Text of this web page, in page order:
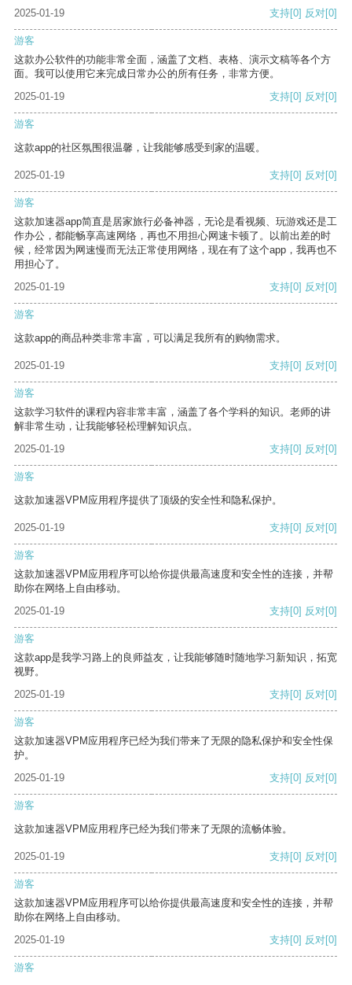
2025-01-19 支持[0] 反对[0]
游客
这款办公软件的功能非常全面，涵盖了文档、表格、演示文稿等各个方
面。我可以使用它来完成日常办公的所有任务，非常方便。
2025-01-19
支持[0] 反对[0]
游客
这款app的社区氛围很温馨，让我能够感受到家的温暖。
2025-01-19 支持[0] 反对[0]
游客
这款加速器app简直是居家旅行必备神器，无论是看视频、玩游戏还是工
作办公，都能畅享高速网络，再也不用担心网速卡顿了。以前出差的时
候，经常因为网速慢而无法正常使用网络，现在有了这个app，我再也不
用担心了。
2025-01-19
支持[0] 反对[0]
游客
这款app的商品种类非常丰富，可以满足我所有的购物需求。
2025-01-19 支持[0] 反对[0]
游客
这款学习软件的课程内容非常丰富，涵盖了各个学科的知识。老师的讲
解非常生动，让我能够轻松理解知识点。
2025-01-19
支持[0] 反对[0]
游客
这款加速器VPM应用程序提供了顶级的安全性和隐私保护。
2025-01-19 支持[0] 反对[0]
游客
这款加速器VPM应用程序可以给你提供最高速度和安全性的连接，并帮
助你在网络上自由移动。
2025-01-19
支持[0] 反对[0]
游客
这款app是我学习路上的良师益友，让我能够随时随地学习新知识，拓宽
视野。
2025-01-19
支持[0] 反对[0]
游客
这款加速器VPM应用程序已经为我们带来了无限的隐私保护和安全性保
护。
2025-01-19
支持[0] 反对[0]
游客
这款加速器VPM应用程序已经为我们带来了无限的流畅体验。
2025-01-19 支持[0] 反对[0]
游客
这款加速器VPM应用程序可以给你提供最高速度和安全性的连接，并帮
助你在网络上自由移动。
2025-01-19
支持[0] 反对[0]
游客